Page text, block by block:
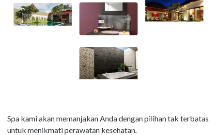
Spa kami akan memanjakan Anda dengan pilihan tak terbatas
untuk menikmati perawatan kesehatan.